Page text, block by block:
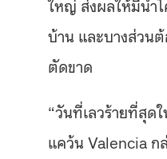
บ้าน และบางส่วน
ตัดขาด
“วันที่เลวร้ายที่สุด
แคว้น Valencia ก